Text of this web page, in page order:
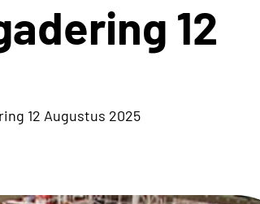
12
12 Augustus 2025